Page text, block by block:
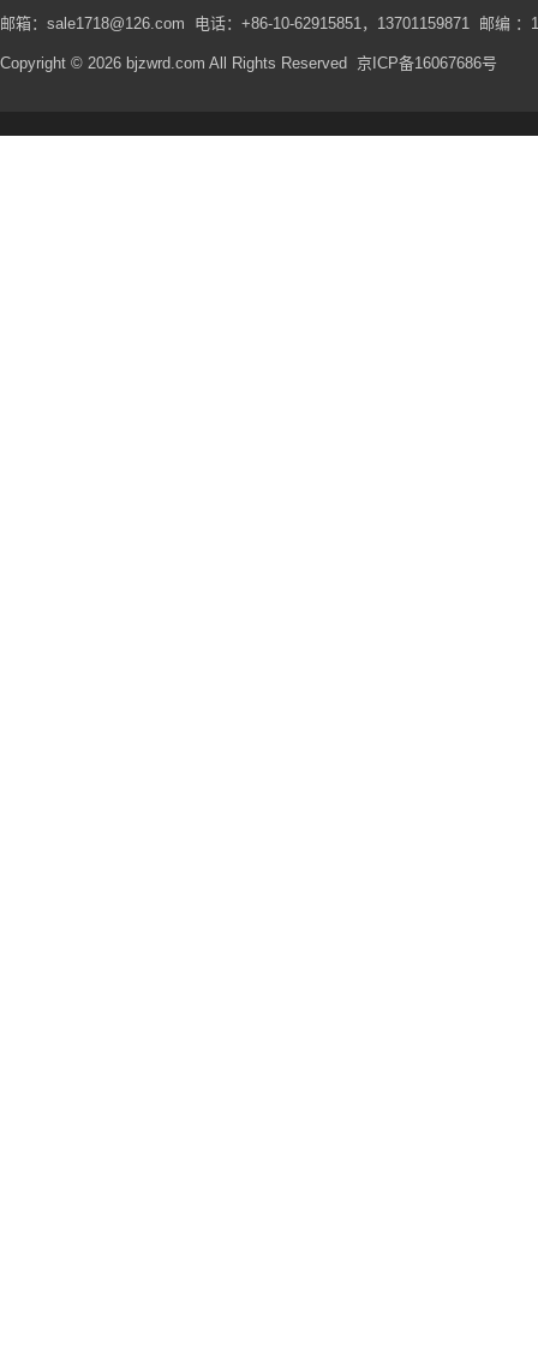
邮箱：sale1718@126.com 电话：+86-10-62915851，13701159871 邮编 ：
Copyright © 2026 bjzwrd.com All Rights Reserved 京ICP备16067686号